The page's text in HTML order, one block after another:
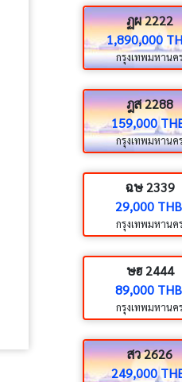
ฏผ 2222
1,890,000
กรุงเทพมหานค
ฎส 2288
159,000
กรุงเทพมหานค
ฉษ 2339
29,000
กรุงเทพมหานค
ษฮ 2444
89,000
กรุงเทพมหานค
สว 2626
249,000